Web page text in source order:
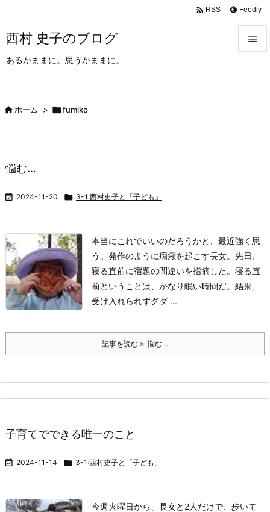
西村 史子のブログ
あるがままに。思うがままに。

 RSS Feedly
ホーム > fumiko
悩む…
 2024-11-20  3-1:西村史子と「子ども」
本当にこれでいいのだろうかと、最近強く思
う。 発作のように癇癪を起こす長女。 先日、
寝る直前に宿題の間違いを指摘した。 寝る直
前ということは、かなり眠い時間だ。 結果、
受け入れられずグダ ...
記事を読む 悩む…
子育てでできる唯一のこと
 2024-11-14  3-1:西村史子と「子ども」
今週火曜日から、長女と2人だけで、歩いて